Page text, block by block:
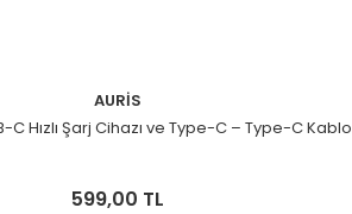
AURİS
C Hızlı Şarj Cihazı ve Type-C – Type-C
599,00 TL